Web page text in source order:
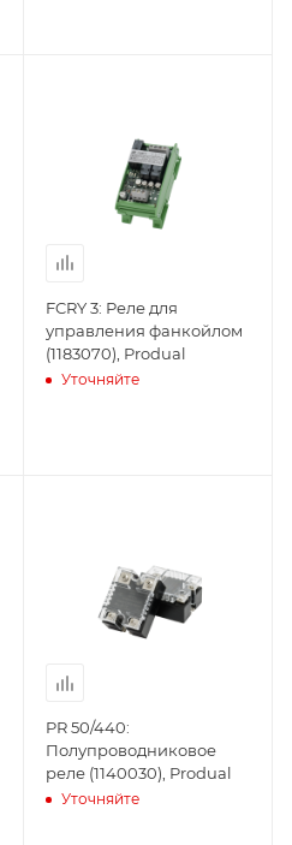
FCRY 3: Реле для
управления фанкойлом
(1183070), Produal
Уточняйте
PR 50/440:
Полупроводниковое
реле (1140030), Produal
Уточняйте